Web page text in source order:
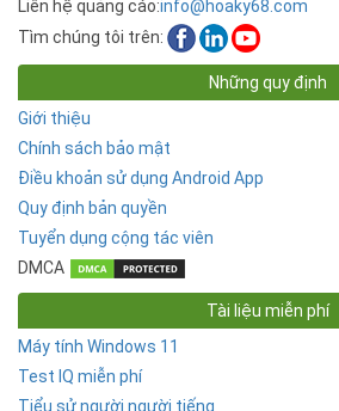
Liên hệ quảng cáo:info@hoaky68.com
Tìm chúng tôi trên:
Những quy định
Giới thiệu
Chính sách bảo mật
Điều khoản sử dụng Android App
Quy định bản quyền
Tuyển dụng cộng tác viên
DMCA
Tài liệu miễn phí
Máy tính Windows 11
Test IQ miễn phí
Tiểu sử người người tiếng